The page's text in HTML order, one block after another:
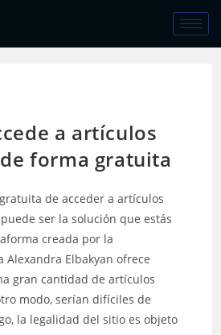
a artículos
forma gratuita
de acceder a artículos
ser la solución que estás
creada por la
Alexandra Elbakyan ofrece
gran cantidad de artículos
modo, serían difíciles de
la legalidad del sitio es objeto